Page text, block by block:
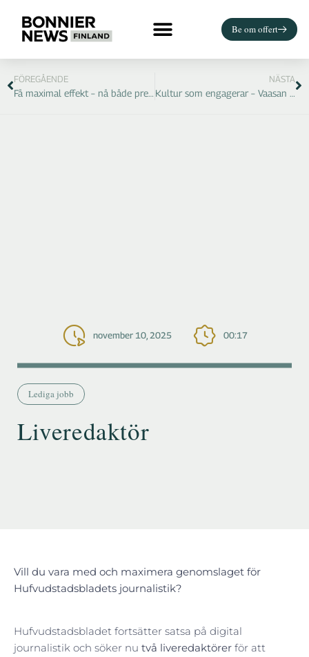
Be om offert
FÖREGÅENDE
Få maximal effekt – nå både prenumeranter och nya läsare!
NÄSTA
Kultur som engagerar – Vaasan Kaupunginteatteri satsar på synligheten
november 10, 2025 00:17
Lediga jobb
Liveredaktör
Vill du vara med och maximera genomslaget för
Hufvudstadsbladets journalistik?
Hufvudstadsbladet fortsätter satsa på digital
journalistik och söker nu två liveredaktörer för att